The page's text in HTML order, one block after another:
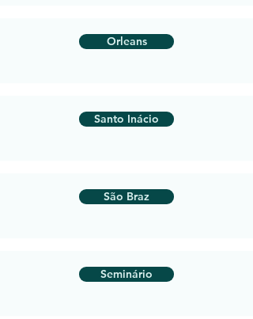
Orleans
Santo Inácio
São Braz
Seminário